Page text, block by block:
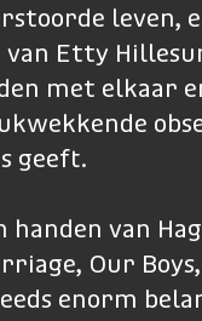
leven,
Etty
met elkaar
geeft.
handen van
Our
enorm